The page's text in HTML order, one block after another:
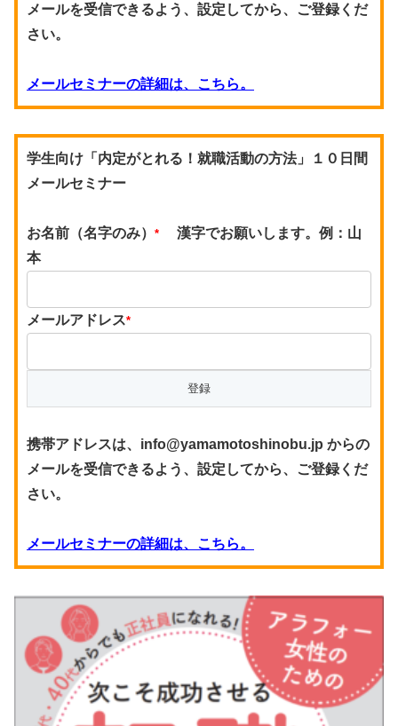
メールを受信できるよう、設定してから、ご登録くだ
さい。
メールセミナーの詳細は、こちら。
学生向け「内定がとれる！就職活動の方法」１０日間
メールセミナー
お名前（名字のみ） *
漢字でお願いします。例：山
本
メールアドレス*
携帯アドレスは、info@yamamotoshinobu.jp からの
メールを受信できるよう、設定してから、ご登録くだ
さい。
メールセミナーの詳細は、こちら。